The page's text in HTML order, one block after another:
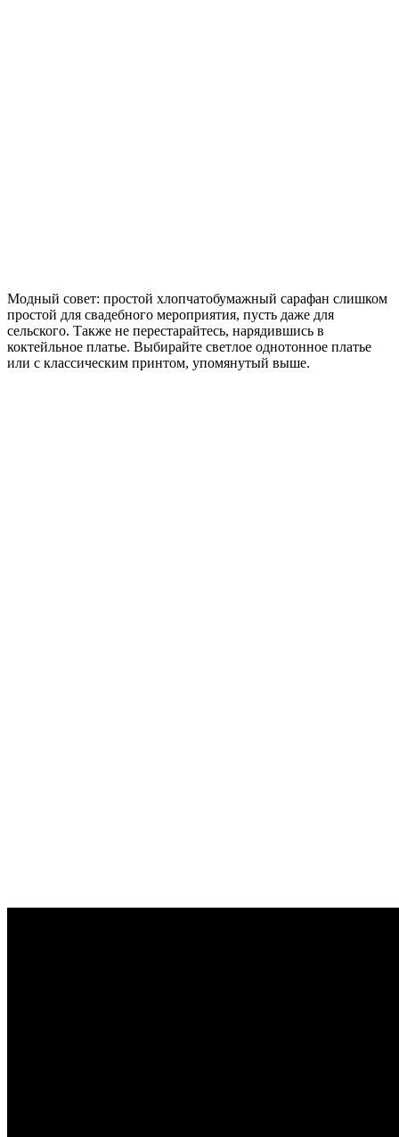
Модный совет: простой хлопчатобумажный сарафан слишком
простой для свадебного мероприятия, пусть даже для
сельского. Также не перестарайтесь, нарядившись в
коктейльное платье. Выбирайте светлое однотонное платье
или с классическим принтом, упомянутый выше.